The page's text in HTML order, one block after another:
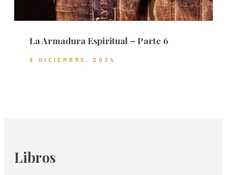
La Armadura Espiritual – Parte 6
8 DICIEMBRE, 2024
Libros